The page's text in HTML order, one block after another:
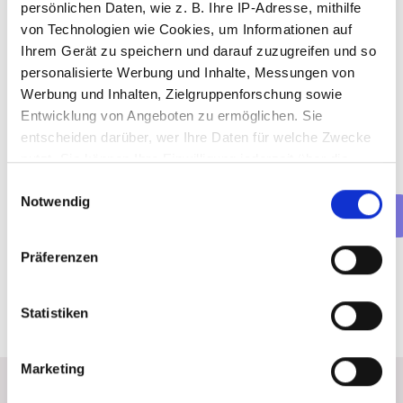
persönlichen Daten, wie z. B. Ihre IP-Adresse, mithilfe
von Technologien wie Cookies, um Informationen auf
Ihrem Gerät zu speichern und darauf zuzugreifen und so
personalisierte Werbung und Inhalte, Messungen von
Werbung und Inhalten, Zielgruppenforschung sowie
Entwicklung von Angeboten zu ermöglichen. Sie
entscheiden darüber, wer Ihre Daten für welche Zwecke
nutzt. Sie können Ihre Einwilligung jederzeit über die
Trigger Symbol ändern oder widerrufen
Informationen über Ihre geografische Lage
können
bestimmten Merkmalen (Fingerprinting) identifizieren
Erfahren Sie mehr darüber, wie Ihre persönlichen Daten
Notwendig
Präferenzen
Statistiken
Marketing
Vorstellungsgespräch (online)
Vorstellungsgespräch (persönlich)
Net(t)working-Event